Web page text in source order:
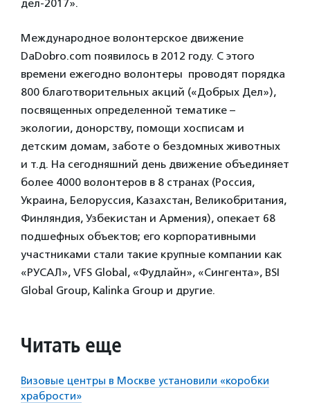
дел-2017».
Международное волонтерское движение
DaDobro.com появилось в 2012 году. С этого
времени ежегодно волонтеры проводят порядка
800 благотворительных акций («Добрых Дел»),
посвященных определенной тематике –
экологии, донорству, помощи хосписам и
детским домам, заботе о бездомных животных
и т.д. На сегодняшний день движение объединяет
более 4000 волонтеров в 8 странах (Россия,
Украина, Белоруссия, Казахстан, Великобритания,
Финляндия, Узбекистан и Армения), опекает 68
подшефных объектов; его корпоративными
участниками стали такие крупные компании как
«РУСАЛ», VFS Global, «Фудлайн», «Сингента», BSI
Global Group, Kalinka Group и другие.
Читать еще
Визовые центры в Москве установили «коробки
храбрости»